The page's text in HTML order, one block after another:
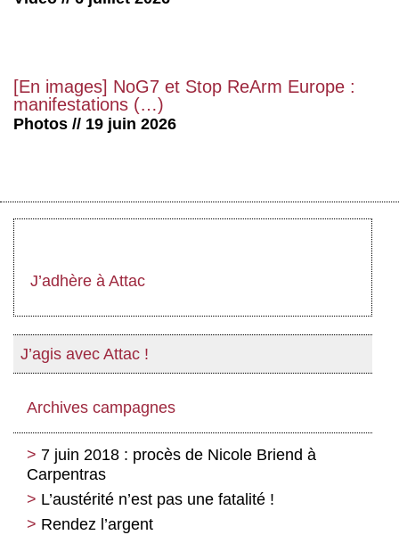
[En images] NoG7 et Stop ReArm Europe :
manifestations (…)
Photos // 19 juin 2026
J’adhère à Attac
J’agis avec Attac !
Archives campagnes
7 juin 2018 : procès de Nicole Briend à
Carpentras
L’austérité n’est pas une fatalité !
Rendez l’argent